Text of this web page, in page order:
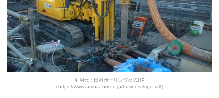
引用元：田村ボーリング公式HP
（https://www.tamura-bor.co.jp/business/special/）